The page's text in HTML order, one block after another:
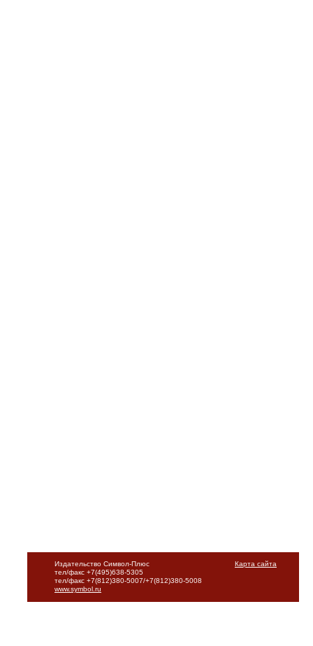
Карта сайта
Издательство Символ-Плюс
тел/факс +7(495)638-5305
тел/факс +7(812)380-5007/+7(812)380-5008
www.symbol.ru